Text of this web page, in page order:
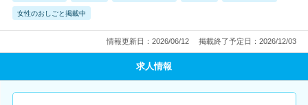
女性のおしごと掲載中
情報更新日：2026/06/12 掲載終了予定日：2026/12/03
求人情報